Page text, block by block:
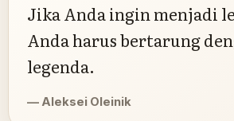
Jika Anda ingin menjadi
Anda harus bertarung
legenda.
Aleksei Oleinik